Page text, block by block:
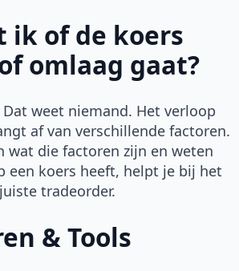
ik of de koers
omlaag gaat?
weet niemand. Het verloop
af van verschillende factoren.
wat die factoren zijn en weten
een koers heeft, helpt je bij het
tradeorder.
& Tools